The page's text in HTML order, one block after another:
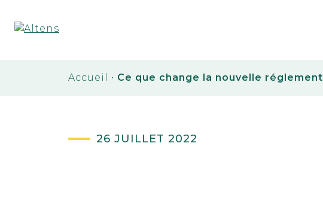
Accueil • Ce que change la nouvelle
26 JUILLET 2022